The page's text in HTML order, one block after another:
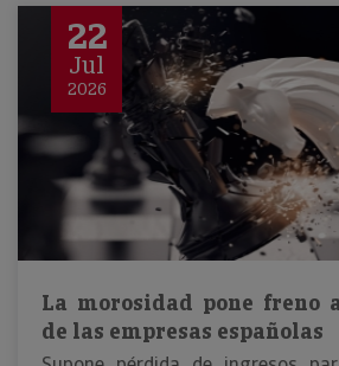
22
Jul
2026
La morosidad pone freno
de las empresas españolas